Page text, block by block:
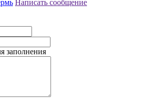
Написать сообщение
заполнения